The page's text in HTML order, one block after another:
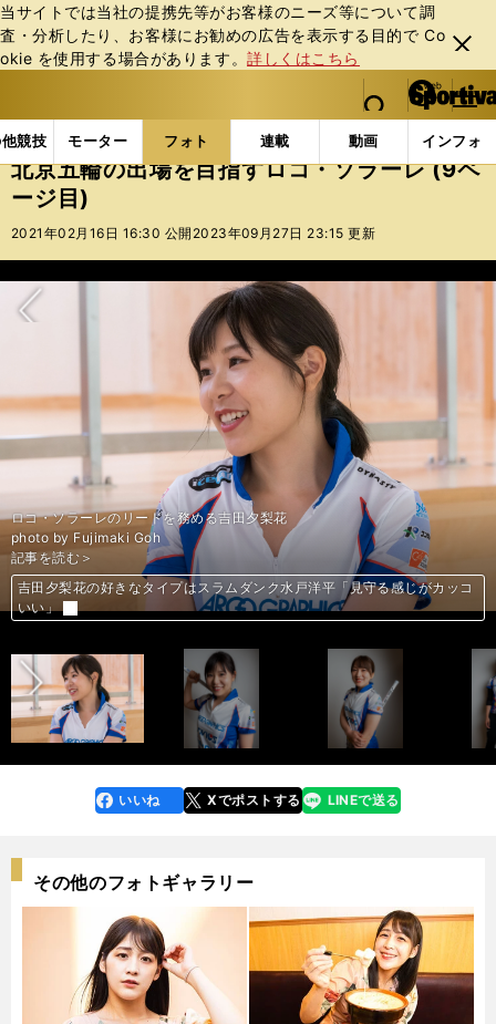
当サイトでは当社の提携先等がお客様のニーズ等について調
査・分析したり、お客様にお勧めの広告を表⽰する⽬的で Co
okie を使⽤する場合があります。詳しくはこちら
閉じ
る
web Sportiva (webスポルティーバ)
検索
マイペ
ー
ジ
メニュ
競技 モーター フォト 連載 動画 インフォ
b
ス
ポ
ル
バ
フォトギャラリー スポーツビーナスギャラリー 北
北京五輪の出場を目指すロコ・ソラーレ (9ペ
ージ目)
2021年02月16日 16:30 公開 2023年09月27日 23:15 更新
次へ
五輪メダリスト・藤澤五月の今。ゴルフやカメラを始め今年は無茶願望あ
り!?
「楽しみを見出せなければやめちゃえ」吉田夕梨花が語るカーリング人生
鈴木夕湖が目指す「やらかさない私」。ロコ・ソラーレが勝つために必要
なこと
ロコ・ソラーレ吉田知那美が抱く将来の夢「シニアでも世界一を目指す」
五輪メダリスト・藤澤五月の今。ゴルフやカメラを始め今年は無茶願望あ
り!?
藤澤五月が伝えたかった「もぐもぐタイム」の先。自身の結婚観も語った
ロコ・ソラーレ吉田知那美が抱く将来の夢「シニアでも世界一を目指す」
鈴木夕湖が目指す「やらかさない私」。ロコ・ソラーレが勝つために必要
なこと
ロコ・ソラーレのリードを務める吉田夕梨花
photo by Fujimaki Goh
記事を読む＞
吉田夕梨花の好きなタイプはスラムダンク水戸洋平「見守る感じがカッコ
いい」
「楽しみを見出せなければやめちゃえ」吉田夕梨花が語るカーリング人生
ロコ・ソラーレ鈴木夕湖「結婚への焦りは消えた。今はカーリングだけ」
吉田知那美「ロコ・ソラーレには私の居場所があるな、と感じている」
藤澤五月が伝えたかった「もぐもぐタイム」の先。自身の結婚観も語った
吉田知那美「ロコ・ソラーレには私の居場所があるな、と感じている」
前へ
faceboo
k
いいね Xでポストする
line LINEで送る
その他のフォトギャラリー